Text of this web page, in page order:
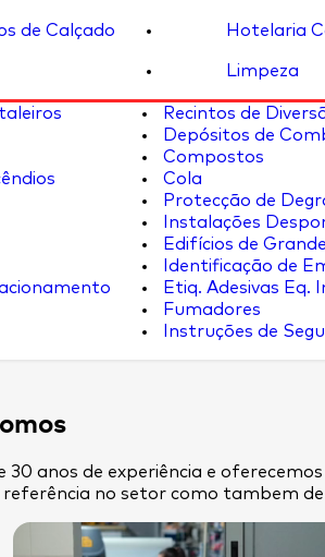
de Calçado Hotelaria
Limpeza
Recintos de
Depósitos de
Compostos
Cola
Protecção de
Instalações
Edifícios de
Identificação de
Etiq. Adesivas Eq.
Fumadores
Instruções de
30 anos de experiência e
referência no setor como tambem